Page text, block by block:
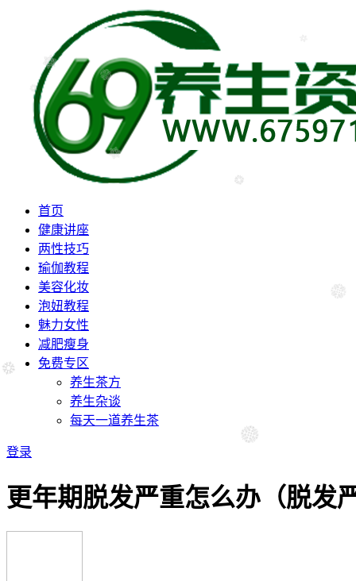
首页
健康讲座
两性技巧
瑜伽教程
美容化妆
泡妞教程
魅力女性
减肥瘦身
免费专区
养生茶方
养生杂谈
每天一道养生茶
登录
更年期脱发严重怎么办（脱发